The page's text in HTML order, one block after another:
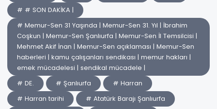
# # SON DAKİKA |
# Memur-Sen 31 Yaşında | Memur-Sen 31. Yıl | İbrahim
Coşkun | Memur-Sen Şanlıurfa | Memur-Sen İl Temsilcisi |
Mehmet Akif İnan | Memur-Sen açıklaması | Memur-Sen
haberleri | kamu çalışanları sendikası | memur hakları |
emek mücadelesi | sendikal mücadele |
# DE.
# Şanlıurfa
# Harran
# Harran tarihi
# Atatürk Barajı Şanlıurfa